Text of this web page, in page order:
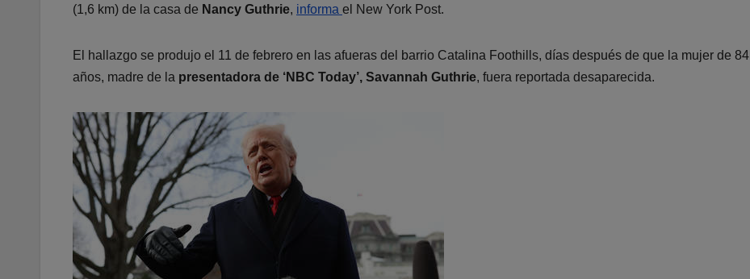
(1,6 km) de la casa de Nancy Guthrie, informa el New York Post.
El hallazgo se produjo el 11 de febrero en las afueras del barrio Catalina Foothills, días después de que la mujer de 84
años, madre de la presentadora de ‘NBC Today’, Savannah Guthrie, fuera reportada desaparecida.